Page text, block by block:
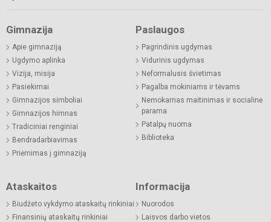
Gimnazija
Apie gimnaziją
Ugdymo aplinka
Vizija, misija
Pasiekimai
Gimnazijos simboliai
Gimnazijos himnas
Tradiciniai renginiai
Bendradarbiavimas
Priėmimas į gimnaziją
Paslaugos
Pagrindinis ugdymas
Vidurinis ugdymas
Neformalusis švietimas
Pagalba mokiniams ir tėvams
Nemokamas maitinimas ir socialinė
parama
Patalpų nuoma
Biblioteka
Ataskaitos
Biudžeto vykdymo ataskaitų rinkiniai
Finansinių ataskaitų rinkiniai
Informacija
Nuorodos
Laisvos darbo vietos